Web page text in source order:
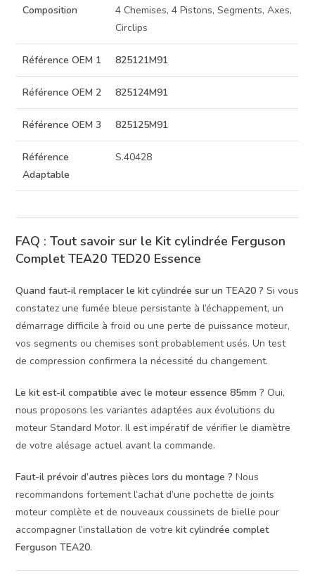
Composition
4 Chemises, 4 Pistons, Segments, Axes,
Circlips
Référence OEM 1 825121M91
Référence OEM 2 825124M91
Référence OEM 3 825125M91
Référence
Adaptable
S.40428
FAQ : Tout savoir sur le Kit cylindrée Ferguson
Complet TEA20 TED20 Essence
Quand faut-il remplacer le kit cylindrée sur un TEA20 ? Si vous
constatez une fumée bleue persistante à l’échappement, un
démarrage difficile à froid ou une perte de puissance moteur,
vos segments ou chemises sont probablement usés. Un test
de compression confirmera la nécessité du changement.
Le kit est-il compatible avec le moteur essence 85mm ? Oui,
nous proposons les variantes adaptées aux évolutions du
moteur Standard Motor. Il est impératif de vérifier le diamètre
de votre alésage actuel avant la commande.
Faut-il prévoir d’autres pièces lors du montage ? Nous
recommandons fortement l’achat d’une pochette de joints
moteur complète et de nouveaux coussinets de bielle pour
accompagner l’installation de votrekit cylindrée complet
Ferguson TEA20.